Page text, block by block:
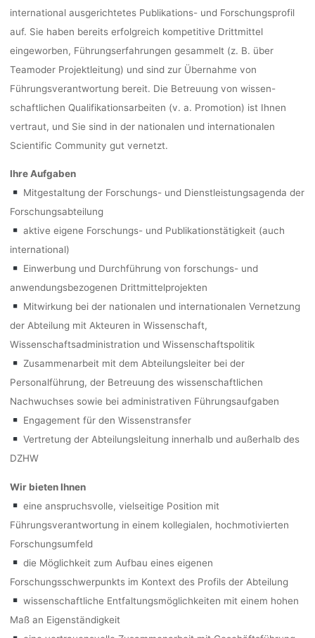
international ausgerichtetes Publikations- und Forschungsprofil
auf. Sie haben bereits erfolgreich kompetitive Drittmittel
eingeworben, Führungserfahrungen gesammelt (z. B. über
Teamoder Projektleitung) und sind zur Übernahme von
Führungsverantwortung bereit. Die Betreuung von wissen-
schaftlichen Qualifikationsarbeiten (v. a. Promotion) ist Ihnen
vertraut, und Sie sind in der nationalen und internationalen
Scientific Community gut vernetzt.
Ihre Aufgaben
Mitgestaltung der Forschungs- und Dienstleistungsagenda der
Forschungsabteilung
aktive eigene Forschungs- und Publikationstätigkeit (auch
international)
Einwerbung und Durchführung von forschungs- und
anwendungsbezogenen Drittmittelprojekten
Mitwirkung bei der nationalen und internationalen Vernetzung
der Abteilung mit Akteuren in Wissenschaft,
Wissenschaftsadministration und Wissenschaftspolitik
Zusammenarbeit mit dem Abteilungsleiter bei der
Personalführung, der Betreuung des wissenschaftlichen
Nachwuchses sowie bei administrativen Führungsaufgaben
Engagement für den Wissenstransfer
Vertretung der Abteilungsleitung innerhalb und außerhalb des
DZHW
Wir bieten Ihnen
eine anspruchsvolle, vielseitige Position mit
Führungsverantwortung in einem kollegialen, hochmotivierten
Forschungsumfeld
die Möglichkeit zum Aufbau eines eigenen
Forschungsschwerpunkts im Kontext des Profils der Abteilung
wissenschaftliche Entfaltungsmöglichkeiten mit einem hohen
Maß an Eigenständigkeit